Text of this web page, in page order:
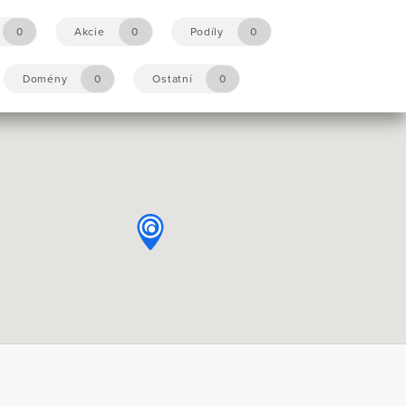
0 Akcie 0 Podíly 0
Domény 0 Ostatní 0